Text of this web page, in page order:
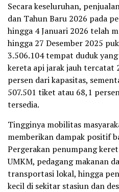
Secara keseluruhan,
dan Tahun Baru 2026 pada
hingga 4 Januari 2026 telah
hingga 27 Desember 2025
3.506.104 tempat duduk
kereta api jarak jauh tercatat
persen dari kapasitas,
507.501 tiket atau 68,1
tersedia.
Tingginya mobilitas
memberikan dampak positif
Pergerakan penumpang
UMKM, pedagang makanan
transportasi lokal, hingga
kecil di sekitar stasiun dan